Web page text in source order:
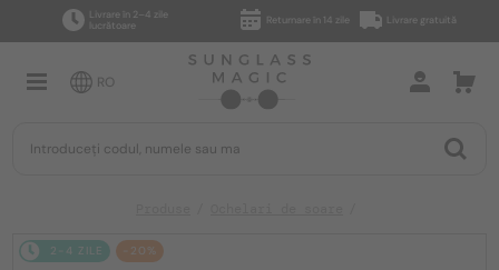
Livrare în 2–4 zile
lucrătoare
Returnare în 14 zile Livrare gratuită
RO
2-4 ZILE -20%